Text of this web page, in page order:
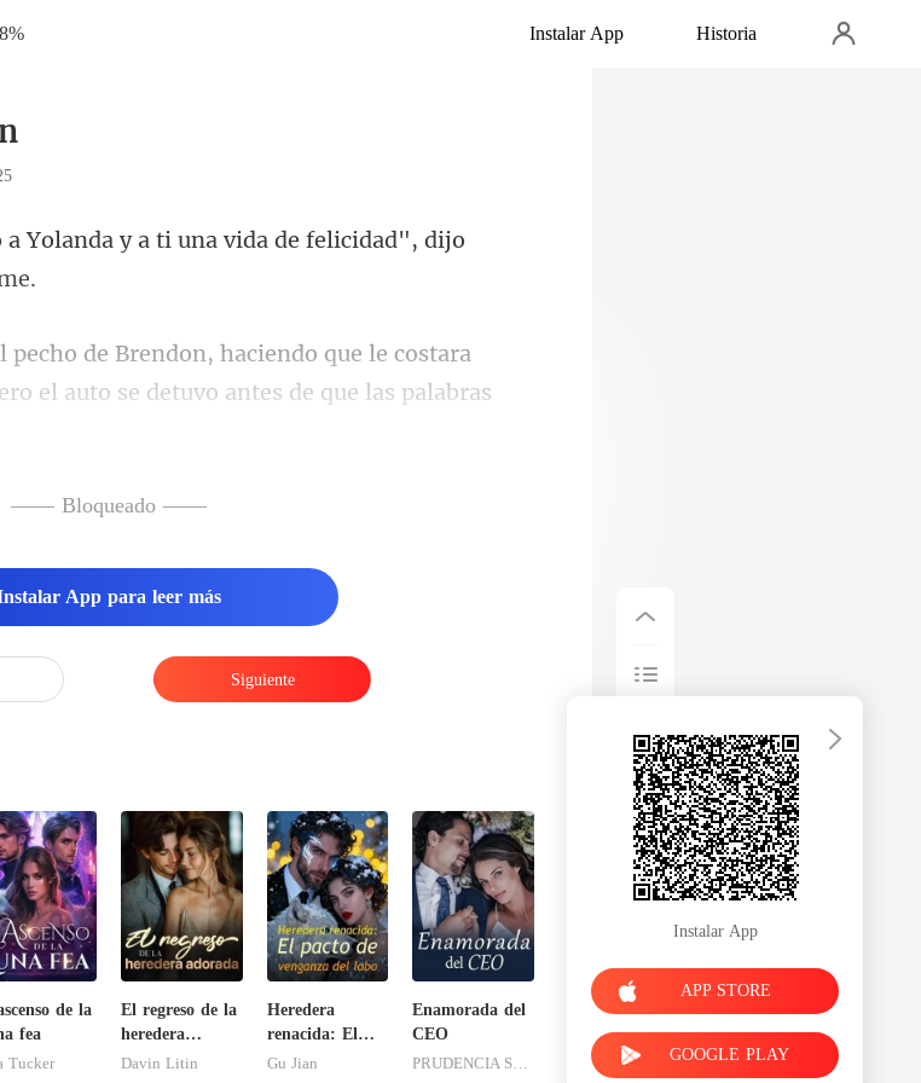
Instalar App Historia
nda y a ti una vida de felicidad", d
e le costara
el auto se d
—— Bloqueado ——
App para leer más
Siguiente
de la
fea
Tucker
El regreso de la
heredera
adorada
Davin Litin
Heredera
renacida: El
pacto de
Gu Jian
Enamorada del
CEO
Instalar App
APP STORE
GOOGLE PLAY